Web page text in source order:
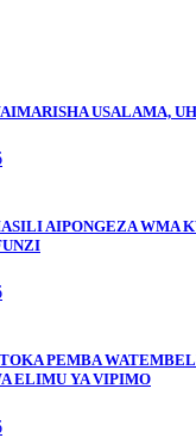
USALAMA,
AIPONGEZA WMA
PEMBA
ELIMU YA VIPIMO